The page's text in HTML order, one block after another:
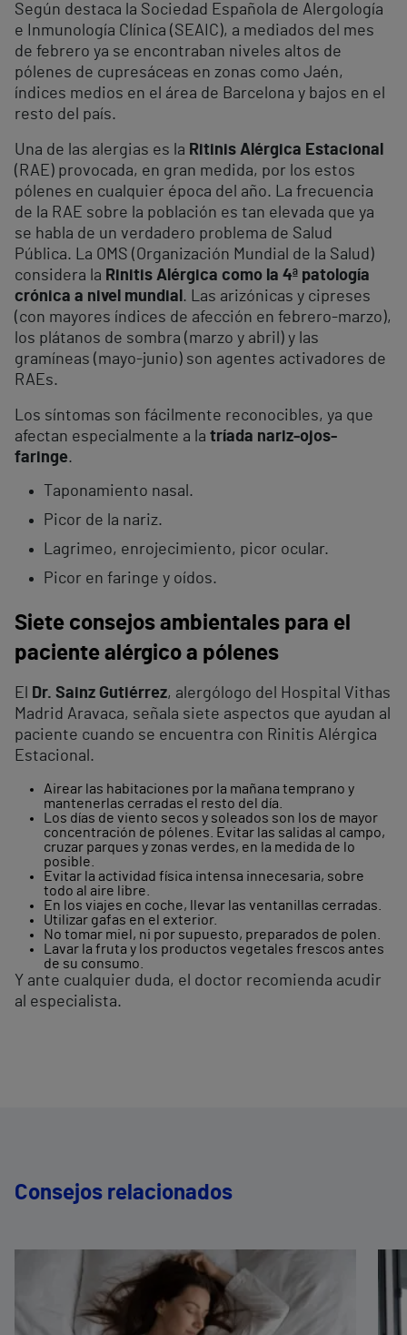
Según destaca la Sociedad Española de Alergología
e Inmunología Clínica (SEAIC), a mediados del mes
de febrero ya se encontraban niveles altos de
pólenes de cupresáceas en zonas como Jaén,
índices medios en el área de Barcelona y bajos en el
resto del país.
Una de las alergias es la Ritinis Alérgica Estacional
(RAE) provocada, en gran medida, por los estos
pólenes en cualquier época del año. La frecuencia
de la RAE sobre la población es tan elevada que ya
se habla de un verdadero problema de Salud
Pública. La OMS (Organización Mundial de la Salud)
considera la Rinitis Alérgica como la 4ª patología
crónica a nivel mundial . Las arizónicas y cipreses
(con mayores índices de afección en febrero-marzo),
los plátanos de sombra (marzo y abril) y las
gramíneas (mayo-junio) son agentes activadores de
RAEs.
Los síntomas son fácilmente reconocibles, ya que
afectan especialmente a la tríada nariz-ojos-
faringe.
Taponamiento nasal.
Picor de la nariz.
Lagrimeo, enrojecimiento, picor ocular.
Picor en faringe y oídos.
Siete consejos ambientales para el
paciente alérgico a pólenes
El Dr. Sainz Gutiérrez, alergólogo del Hospital Vithas
Madrid Aravaca, señala siete aspectos que ayudan al
paciente cuando se encuentra con Rinitis Alérgica
Estacional.
Airear las habitaciones por la mañana temprano y
mantenerlas cerradas el resto del día.
Los días de viento secos y soleados son los de mayor
concentración de pólenes. Evitar las salidas al campo,
cruzar parques y zonas verdes, en la medida de lo
posible.
Evitar la actividad física intensa innecesaria, sobre
todo al aire libre.
En los viajes en coche, llevar las ventanillas cerradas.
Utilizar gafas en el exterior.
No tomar miel, ni por supuesto, preparados de polen.
Lavar la fruta y los productos vegetales frescos antes
de su consumo.
Y ante cualquier duda, el doctor recomienda acudir
al especialista.
Consejos relacionados